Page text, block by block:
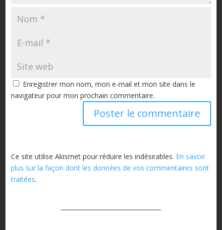
Enregistrer mon nom, mon e-mail et mon site dans le
navigateur pour mon prochain commentaire.
Ce site utilise Akismet pour réduire les indésirables. En savoir
plus sur la façon dont les données de vos commentaires sont
traitées.